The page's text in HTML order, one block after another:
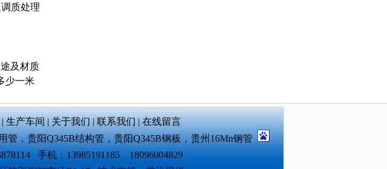
质处理
及材质
少一米
|生产车间|关于我们|联系我们|在线留言
管，贵阳Q345B结构管，贵阳Q345B钢板，贵州16Mn钢管
手机：13985191185 18096004829